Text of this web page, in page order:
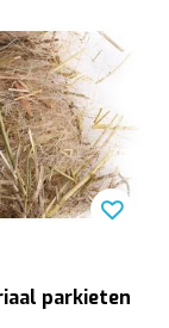
parkieten